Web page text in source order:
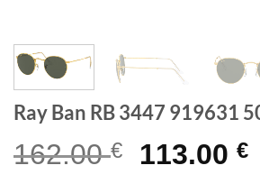
Ray Ban RB 3447 919631
162.00€
El
113.00 €El